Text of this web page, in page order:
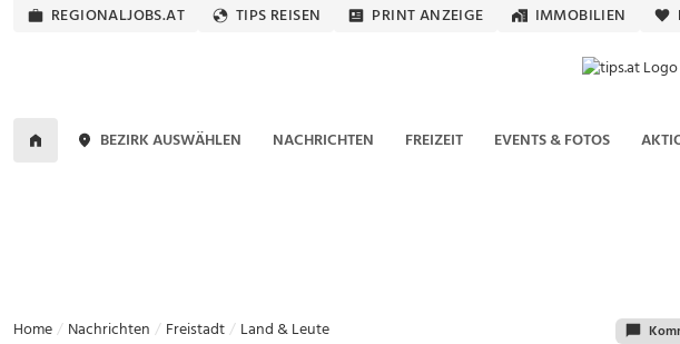
REGIONALJOBS.AT TIPS REISEN PRINT ANZEIGE IMMOBILIEN
BEZIRK AUSWÄHLEN NACHRICHTEN FREIZEIT EVENTS & FOTOS
Home Nachrichten Freistadt Land & Leute